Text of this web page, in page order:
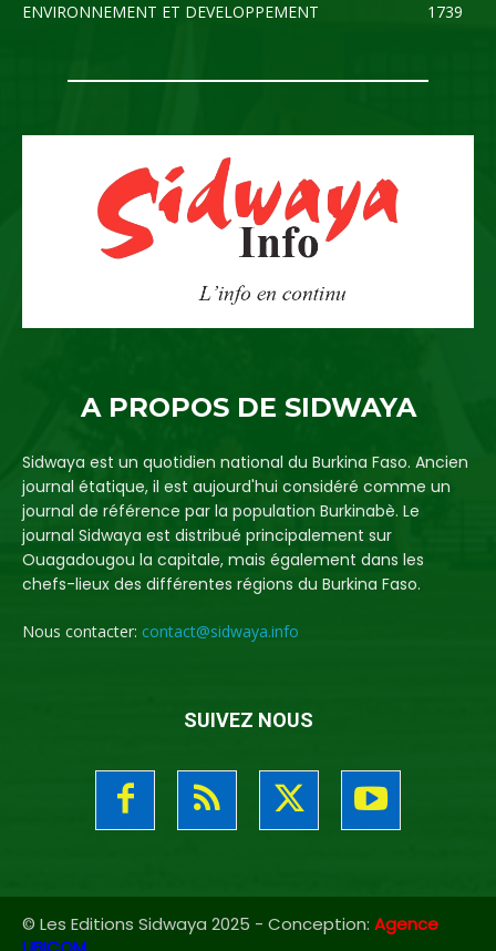
ENVIRONNEMENT ET DEVELOPPEMENT
1739
A PROPOS DE SIDWAYA
Sidwaya est un quotidien national du Burkina Faso. Ancien
journal étatique, il est aujourd'hui considéré comme un
journal de référence par la population Burkinabè. Le
journal Sidwaya est distribué principalement sur
Ouagadougou la capitale, mais également dans les
chefs-lieux des différentes régions du Burkina Faso.
Nous contacter: contact@sidwaya.info
SUIVEZ NOUS
© Les Editions Sidwaya 2025 - Conception: Agence